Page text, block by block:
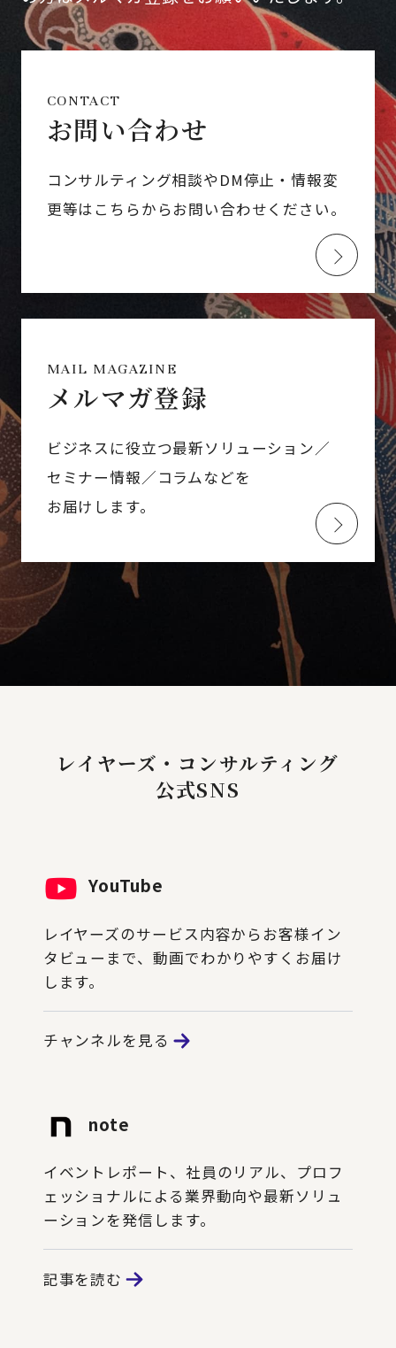
CONTACT
お問い合わせ
コンサルティング相談やDM停止・情報変
更等はこちらからお問い合わせください。
MAIL MAGAZINE
メルマガ登録
ビジネスに役立つ最新ソリューション／
セミナー情報／コラムなどを
お届けします。
レイヤーズ・コンサルティング
公式SNS
YouTube
レイヤーズのサービス内容からお客様イン
タビューまで、動画でわかりやすくお届け
します。
チャンネルを見る
note
イベントレポート、社員のリアル、プロフ
ェッショナルによる業界動向や最新ソリュ
ーションを発信します。
記事を読む